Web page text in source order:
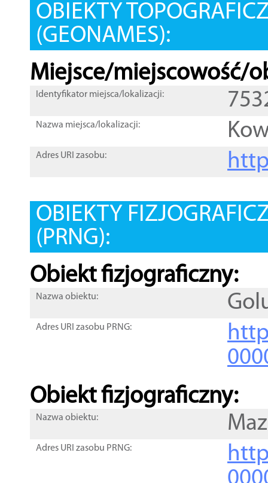
OBIEKTY
(GEONAMES):
Miejsce/miejscowość/
Identyfikator miejsca/lokalizacji:
Nazwa miejsca/lokalizacji:
Adres URI zasobu:
OBIEKTY
(PRNG):
Obiekt fizjograficzny:
Nazwa obiektu:
Adres URI zasobu PRNG:
Obiekt fizjograficzny:
Nazwa obiektu:
Adres URI zasobu PRNG: